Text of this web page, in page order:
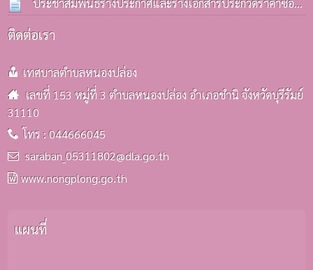
ประชาสัมพันธ์ร่างประกาศและร่างเอกสารประกวดราคาซื้อ
รถบรรทุก(ดีเซล) ประจำกองคลังฯ
ติดต่อเรา
เทศบาลตำบลหนองปล่อง
เลขที่ 153 หมู่ที่ 3 ตำบลหนองปล่อง อำเภอชำนิ จังหวัดบุรีรัมย์
31110
โทร : 044666045
saraban_05311802@dla.go.th
www.nongplong.go.th
แผนที่